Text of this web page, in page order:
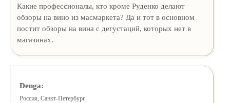
Какие профессионалы, кто кроме Руденко делают
обзоры на вино из масмаркета? Да и тот в основном
постит обзоры на вина с дегустаций, которых нет в
магазинах.
Denga:
Россия, Санкт-Петербург